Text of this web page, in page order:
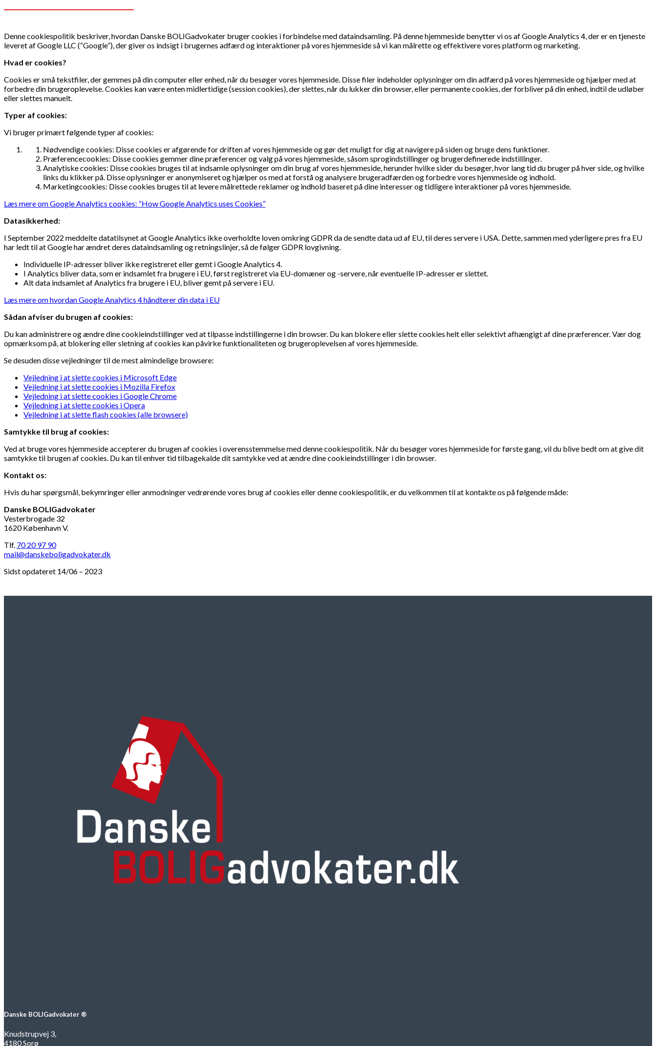
Denne cookiespolitik beskriver, hvordan Danske BOLIGadvokater bruger cookies i forbindelse med dataindsamling. På denne hjemmeside benytter vi os af Google Analytics 4, der er en tjeneste
leveret af Google LLC (“Google”), der giver os indsigt i brugernes adfærd og interaktioner på vores hjemmeside så vi kan målrette og effektivere vores platform og marketing.
Hvad er cookies?
Cookies er små tekstfiler, der gemmes på din computer eller enhed, når du besøger vores hjemmeside. Disse filer indeholder oplysninger om din adfærd på vores hjemmeside og hjælper med at
forbedre din brugeroplevelse. Cookies kan være enten midlertidige (session cookies), der slettes, når du lukker din browser, eller permanente cookies, der forbliver på din enhed, indtil de udløber
eller slettes manuelt.
Typer af cookies:
Vi bruger primært følgende typer af cookies:
Nødvendige cookies: Disse cookies er afgørende for driften af vores hjemmeside og gør det muligt for dig at navigere på siden og bruge dens funktioner.
Præferencecookies: Disse cookies gemmer dine præferencer og valg på vores hjemmeside, såsom sprogindstillinger og brugerdefinerede indstillinger.
Analytiske cookies: Disse cookies bruges til at indsamle oplysninger om din brug af vores hjemmeside, herunder hvilke sider du besøger, hvor lang tid du bruger på hver side, og hvilke
links du klikker på. Disse oplysninger er anonymiseret og hjælper os med at forstå og analysere brugeradfærden og forbedre vores hjemmeside og indhold.
Marketingcookies: Disse cookies bruges til at levere målrettede reklamer og indhold baseret på dine interesser og tidligere interaktioner på vores hjemmeside.
Læs mere om Google Analytics cookies: “How Google Analytics uses Cookies”
Datasikkerhed:
I September 2022 meddelte datatilsynet at Google Analytics ikke overholdte loven omkring GDPR da de sendte data ud af EU, til deres servere i USA. Dette, sammen med yderligere pres fra EU
har ledt til at Google har ændret deres dataindsamling og retningslinjer, så de følger GDPR lovgivning.
Individuelle IP-adresser bliver ikke registreret eller gemt i Google Analytics 4.
I Analytics bliver data, som er indsamlet fra brugere i EU, først registreret via EU-domæner og -servere, når eventuelle IP-adresser er slettet.
Alt data indsamlet af Analytics fra brugere i EU, bliver gemt på servere i EU.
Læs mere om hvordan Google Analytics 4 håndterer din data i EU
Sådan afviser du brugen af cookies:
Du kan administrere og ændre dine cookieindstillinger ved at tilpasse indstillingerne i din browser. Du kan blokere eller slette cookies helt eller selektivt afhængigt af dine præferencer. Vær dog
opmærksom på, at blokering eller sletning af cookies kan påvirke funktionaliteten og brugeroplevelsen af vores hjemmeside.
Se desuden disse vejledninger til de mest almindelige browsere:
Vejledning i at slette cookies i Microsoft Edge
Vejledning i at slette cookies i Mozilla Firefox
Vejledning i at slette cookies i Google Chrome
Vejledning i at slette cookies i Opera
Vejledning i at slette flash cookies (alle browsere)
Samtykke til brug af cookies:
Ved at bruge vores hjemmeside accepterer du brugen af cookies i overensstemmelse med denne cookiespolitik. Når du besøger vores hjemmeside for første gang, vil du blive bedt om at give dit
samtykke til brugen af cookies. Du kan til enhver tid tilbagekalde dit samtykke ved at ændre dine cookieindstillinger i din browser.
Kontakt os:
Hvis du har spørgsmål, bekymringer eller anmodninger vedrørende vores brug af cookies eller denne cookiespolitik, er du velkommen til at kontakte os på følgende måde:
Danske BOLIGadvokater
Vesterbrogade 32
1620 København V.
Tlf. 70 20 97 90
mail@danskeboligadvokater.dk
Sidst opdateret 14/06 – 2023
Danske BOLIGadvokater ®
Knudstrupvej 3,
4180 Sorø